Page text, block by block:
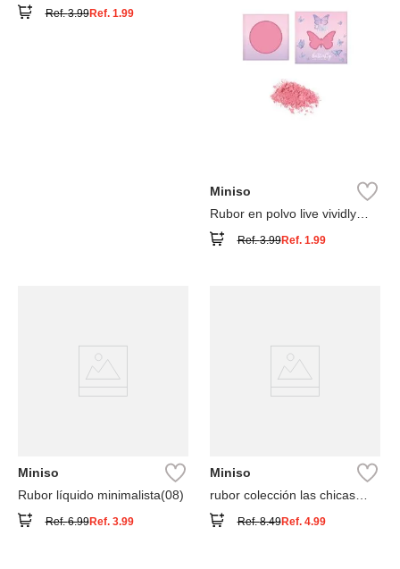
Ref.3.99Ref. 1.99
Miniso
Rubor en polvo live vividly
Ref.3.99Ref. 1.99
Miniso
Rubor líquido minimalista(08)
Ref.6.99Ref. 3.99
Miniso
rubor colección las chicas
Ref.8.49Ref. 4.99